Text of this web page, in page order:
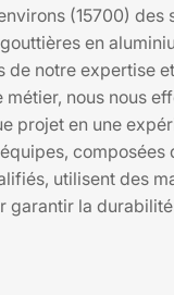
(15700) des
en
de notre expertise
métier, nous nous
projet en une
composées
utilisent des
garantir la
vous soyez à la
l'esthétique de